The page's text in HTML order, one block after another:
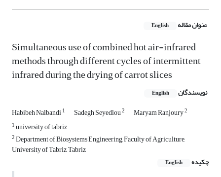
عنوان مقاله English
Simultaneous use of combined hot air-infrared
methods through different cycles of intermittent
infrared during the drying of carrot slices
نویسندگان English
Habibeh Nalbandi1 Sadegh Seyedlou2 Maryam Ranjoury2
1university of tabriz
2Department of Biosystems Engineering, Faculty of Agriculture,
University of Tabriz, Tabriz
چکیده
English